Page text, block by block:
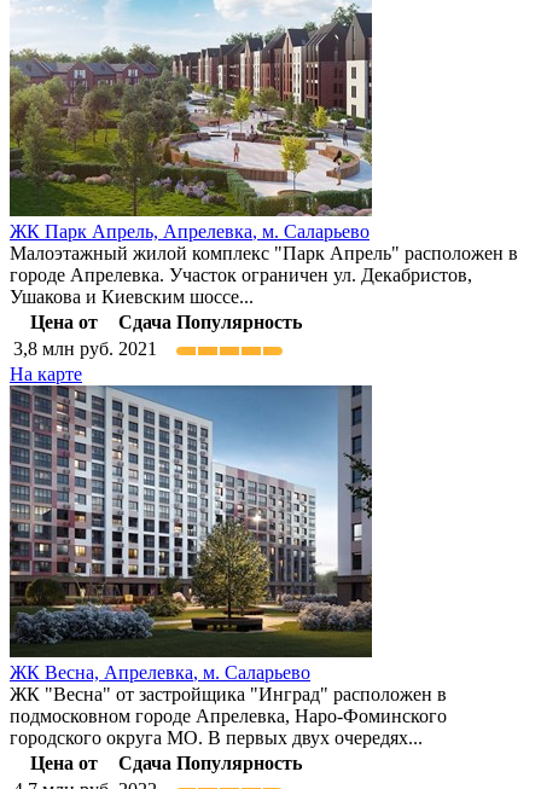
ЖК Парк Апрель, Апрелевка, м. Саларьево
Малоэтажный жилой комплекс "Парк Апрель" расположен в
городе Апрелевка. Участок ограничен ул. Декабристов,
Ушакова и Киевским шоссе...
Цена от
Сдача Популярность
3,8 млн руб. 2021
На карте
ЖК Весна, Апрелевка, м. Саларьево
ЖК "Весна" от застройщика "Инград" расположен в
подмосковном городе Апрелевка, Наро-Фоминского
городского округа МО. В первых двух очередях...
Цена от
Сдача Популярность